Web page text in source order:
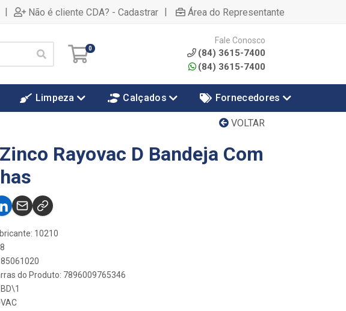
| Não é cliente CDA? - Cadastrar | Área do Representante
0
Fale Conosco
(84) 3615-7400
(84) 3615-7400
Limpeza Calçados Fornecedores
VOLTAR
Rayovac D Bandeja Com
10210
do Produto: 7896009765346